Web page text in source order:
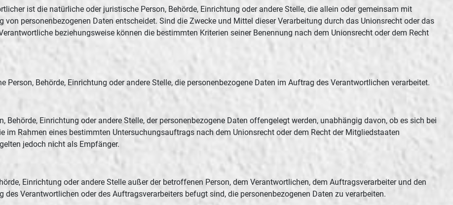
ist die natürliche oder juristische Person, Behörde, Einrichtung oder andere Stelle, die allein oder gemeinsam mit
von personenbezogenen Daten entscheidet. Sind die Zwecke und Mittel dieser Verarbeitung durch das Unionsrecht oder das
beziehungsweise können die bestimmten Kriterien seiner Benennung nach dem Unionsrecht oder dem Recht
Behörde, Einrichtung oder andere Stelle, die personenbezogene Daten im Auftrag des Verantwortlichen verarbeitet.
Behörde, Einrichtung oder andere Stelle, der personenbezogene Daten offengelegt werden, unabhängig davon, ob es sich bei
im Rahmen eines bestimmten Untersuchungsauftrags nach dem Unionsrecht oder dem Recht der Mitgliedstaaten
jedoch nicht als Empfänger.
Einrichtung oder andere Stelle außer der betroffenen Person, dem Verantwortlichen, dem Auftragsverarbeiter und den
des Verantwortlichen oder des Auftragsverarbeiters befugt sind, die personenbezogenen Daten zu verarbeiten.